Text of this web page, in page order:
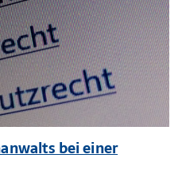
bei einer